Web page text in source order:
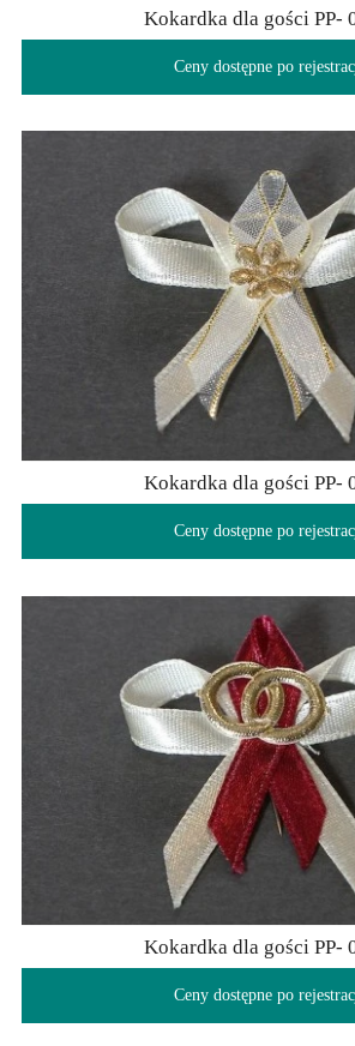
Kokardka dla gości PP-
Ceny dostępne po
Kokardka dla gości PP-
Ceny dostępne po
Kokardka dla gości PP-
Ceny dostępne po